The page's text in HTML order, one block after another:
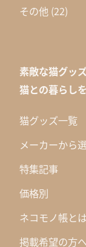
その他 (22)
素敵な猫グッ
猫との暮らし
猫グッズ一覧
メーカーから
特集記事
価格別
ネコモノ帳と
掲載希望の方へ